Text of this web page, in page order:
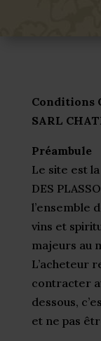
Conditions
SARL
Préambule
Le site est
DES
l’ensemble
vins et
majeurs au
L’acheteur
contracter
dessous,
et ne pas